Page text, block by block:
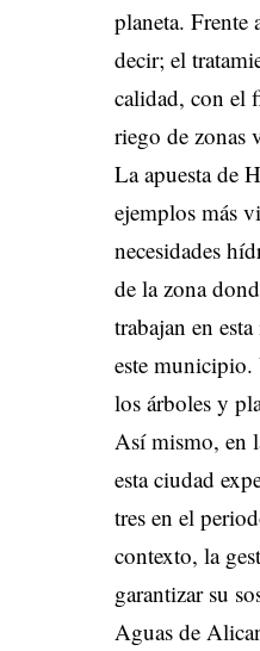
planeta. Frente
decir; el
calidad, con el
riego de zonas
La apuesta de
ejemplos más
necesidades
de la zona
trabajan en
este municipio.
los árboles y
Así mismo, en
esta ciudad
tres en el
contexto, la
garantizar su
Aguas de